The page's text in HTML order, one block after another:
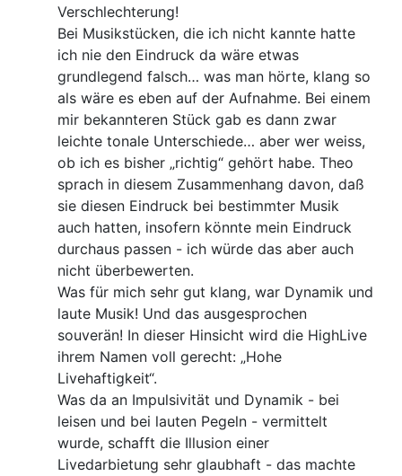
Verschlechterung!
Bei Musikstücken, die ich nicht kannte hatte
ich nie den Eindruck da wäre etwas
grundlegend falsch… was man hörte, klang so
als wäre es eben auf der Aufnahme. Bei einem
mir bekannteren Stück gab es dann zwar
leichte tonale Unterschiede… aber wer weiss,
ob ich es bisher „richtig“ gehört habe. Theo
sprach in diesem Zusammenhang davon, daß
sie diesen Eindruck bei bestimmter Musik
auch hatten, insofern könnte mein Eindruck
durchaus passen - ich würde das aber auch
nicht überbewerten.
Was für mich sehr gut klang, war Dynamik und
laute Musik! Und das ausgesprochen
souverän! In dieser Hinsicht wird die HighLive
ihrem Namen voll gerecht: „Hohe
Livehaftigkeit“.
Was da an Impulsivität und Dynamik - bei
leisen und bei lauten Pegeln - vermittelt
wurde, schafft die Illusion einer
Livedarbietung sehr glaubhaft - das machte